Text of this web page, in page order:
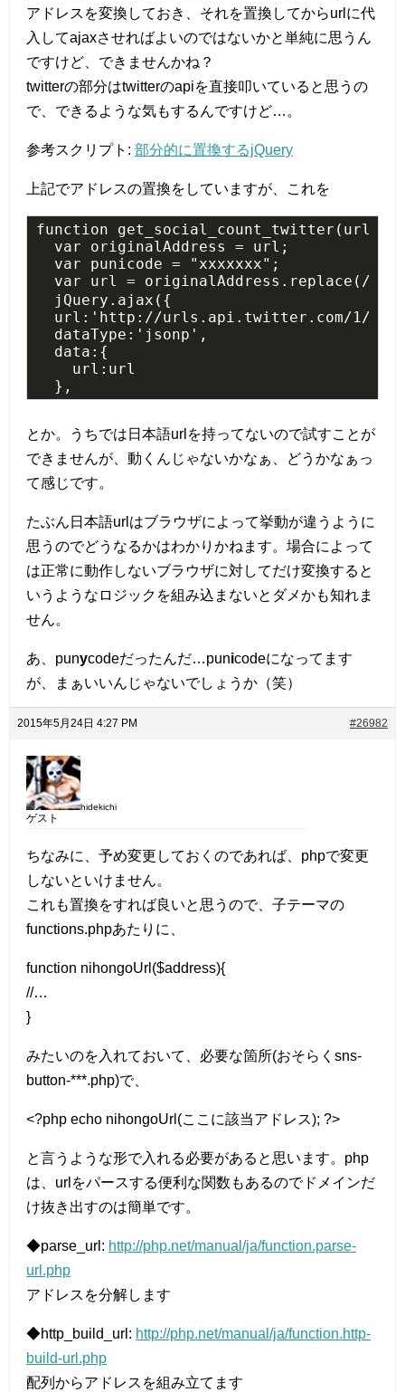
アドレスを変換しておき、それを置換してからurlに代
入してajaxさせればよいのではないかと単純に思うん
ですけど、できませんかね？
twitterの部分はtwitterのapiを直接叩いていると思うの
で、できるような気もするんですけど…。
参考スクリプト: 部分的に置換するjQuery
上記でアドレスの置換をしていますが、これを
function get_social_count_twitter(url,
  var originalAddress = url;
  var punicode = "xxxxxxx";
var url = originalAddress.replace(/日本
  jQuery.ajax({
url:'http://urls.api.twitter.com/1/
  dataType:'jsonp',
  data:{
    url:url
  },
とか。うちでは日本語urlを持ってないので試すことが
できませんが、動くんじゃないかなぁ、どうかなぁっ
て感じです。
たぶん日本語urlはブラウザによって挙動が違うように
思うのでどうなるかはわかりかねます。場合によって
は正常に動作しないブラウザに対してだけ変換すると
いうようなロジックを組み込まないとダメかも知れま
せん。
あ、punycodeだったんだ…punicodeになってます
が、まぁいいんじゃないでしょうか（笑）
2015年5月24日 4:27 PM #26982
hidekichi
ゲスト
ちなみに、予め変更しておくのであれば、phpで変更
しないといけません。
これも置換をすれば良いと思うので、子テーマの
functions.phpあたりに、
function nihongoUrl($address){
//…
}
みたいのを入れておいて、必要な箇所(おそらくsns-
button-***.php)で、
<?php echo nihongoUrl(ここに該当アドレス); ?>
と言うような形で入れる必要があると思います。php
は、urlをパースする便利な関数もあるのでドメインだ
け抜き出すのは簡単です。
◆parse_url: http://php.net/manual/ja/function.parse-
url.php
アドレスを分解します
◆http_build_url: http://php.net/manual/ja/function.http-
build-url.php
配列からアドレスを組み立てます